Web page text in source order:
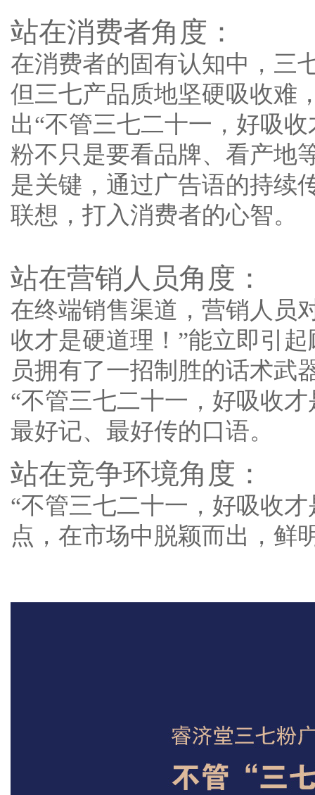
站在消费者角度：
在消费者的固有认知中，三
但三七产品质地坚硬吸收难
出“不管三七二十一，好吸
粉不只是要看品牌、看产地
是关键，通过广告语的持续
联想，打入消费者的心智。
站在营销人员角度：
在终端销售渠道，营销人员
收才是硬道理！”能立即引
员拥有了一招制胜的话术武
“不管三七二十一，好吸收
最好记、最好传的口语。
站在竞争环境角度：
“不管三七二十一，好吸收
点，在市场中脱颖而出，鲜